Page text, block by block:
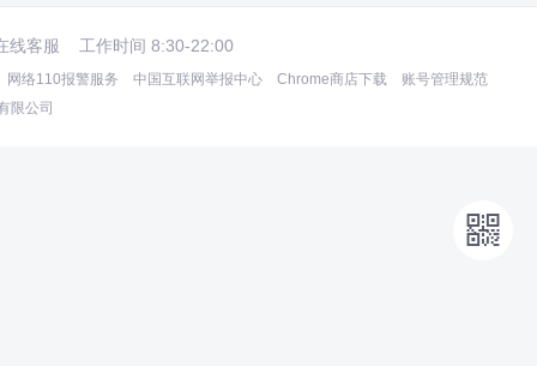

线客服 工作时间 8:30-22:00
网络110报警服务 中国互联网举报中心 Chrome商店下载
账号管理规范
限公司